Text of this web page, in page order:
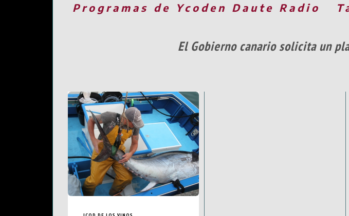
Programas de Ycoden Daute Radio
El Gobierno canario solicita un